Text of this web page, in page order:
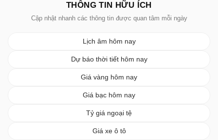
THÔNG TIN HỮU ÍCH
Cập nhật nhanh các thông tin được quan tâm mỗi ngày
Lịch âm hôm nay
Dự báo thời tiết hôm nay
Giá vàng hôm nay
Giá bạc hôm nay
Tỷ giá ngoại tệ
Giá xe ô tô